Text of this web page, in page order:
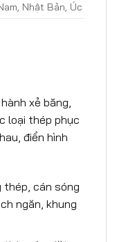
Nhật Bản, Úc
xẻ băng,
loại thép phục
điển hình
thép, cán sóng
ngăn, khung